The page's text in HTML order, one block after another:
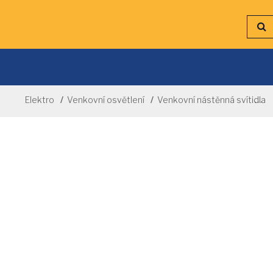
Elektro Venkovní osvětlení Venkovní nástěnná svítidla